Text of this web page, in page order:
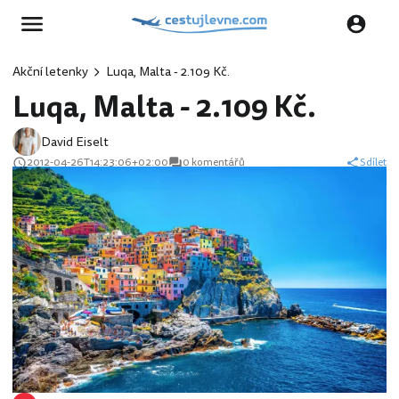
Akční letenky Luqa, Malta - 2.109 Kč.
Luqa, Malta - 2.109 Kč.
David Eiselt
2012-04-26T14:23:06+02:00 0 komentářů Sdílet